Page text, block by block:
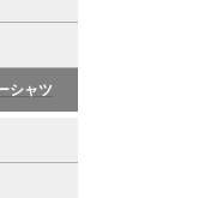
シャツ